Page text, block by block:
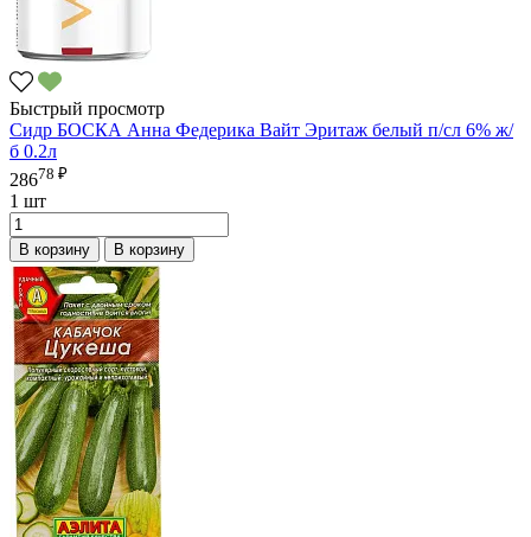
Быстрый просмотр
Сидр БОСКА Анна Федерика Вайт Эритаж белый п/сл 6% ж/
б 0.2л
28678 ₽
1 шт
В корзину В корзину